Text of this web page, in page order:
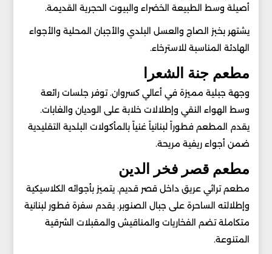
أصيلة وسط الطبيعة الخضراء والبيوت الحجرية القديمة.
يشتهر بخبز الصاج والعسل البلدي والأجبان المحلية والأجواء
الهادئة المناسبة للاسترخاء.
مطعم جنة الشعرا
وجهة جبلية مميزة في أعالي كسروان. توفر جلسات رائعة
وسط الهواء النقي وإطلالات خلابة على الوديان والغابات.
يقدم المطعم فطوراً لبنانياً غنياً بالمأكولات البلدية التقليدية
ضمن أجواء ريفية مريحة.
مطعم قصر فخر الدين
مطعم تراثي عريق داخل قصر قديم. يتميز بأجوائه الكلاسيكية
وإطلالته الساحرة على جبال الصنوبر. يقدم سفرة فطور لبنانية
متكاملة تضم الفخاريات والمناقيش والمقبلات الشرقية
المتنوعة.